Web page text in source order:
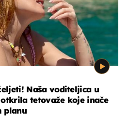
Naša voditeljica u
tetovaže koje inače
planu